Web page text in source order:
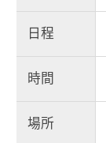
日程
時間
場所